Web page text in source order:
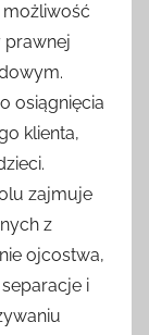
prawnej
osiągnięcia
klienta,
zajmuje
z
ojcostwa,
i